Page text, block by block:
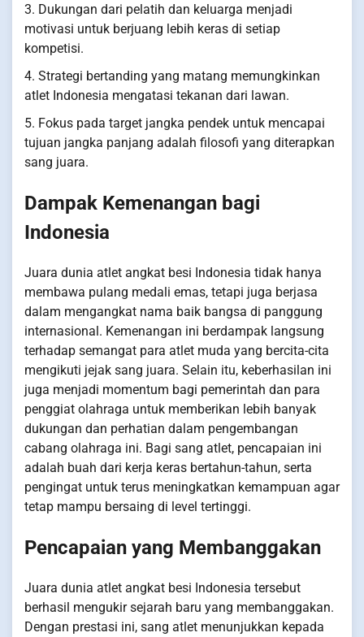
3. Dukungan dari pelatih dan keluarga menjadi
motivasi untuk berjuang lebih keras di setiap
kompetisi.
4. Strategi bertanding yang matang memungkinkan
atlet Indonesia mengatasi tekanan dari lawan.
5. Fokus pada target jangka pendek untuk mencapai
tujuan jangka panjang adalah filosofi yang diterapkan
sang juara.
Dampak Kemenangan bagi
Indonesia
Juara dunia atlet angkat besi Indonesia tidak hanya
membawa pulang medali emas, tetapi juga berjasa
dalam mengangkat nama baik bangsa di panggung
internasional. Kemenangan ini berdampak langsung
terhadap semangat para atlet muda yang bercita-cita
mengikuti jejak sang juara. Selain itu, keberhasilan ini
juga menjadi momentum bagi pemerintah dan para
penggiat olahraga untuk memberikan lebih banyak
dukungan dan perhatian dalam pengembangan
cabang olahraga ini. Bagi sang atlet, pencapaian ini
adalah buah dari kerja keras bertahun-tahun, serta
pengingat untuk terus meningkatkan kemampuan agar
tetap mampu bersaing di level tertinggi.
Pencapaian yang Membanggakan
Juara dunia atlet angkat besi Indonesia tersebut
berhasil mengukir sejarah baru yang membanggakan.
Dengan prestasi ini, sang atlet menunjukkan kepada